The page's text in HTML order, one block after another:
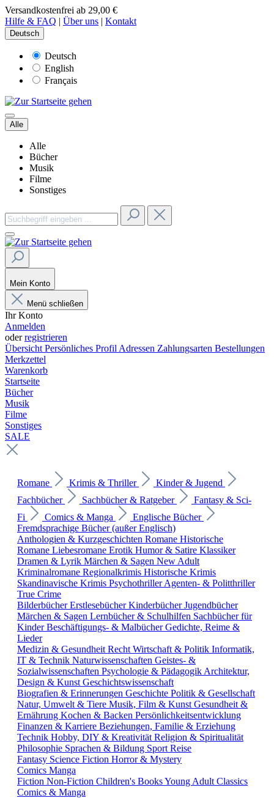
Versandkostenfrei ab 29,00 €
Hilfe & FAQ | Über uns | Kontakt
Deutsch
Deutsch
English
Français
Alle
Alle
Bücher
Musik
Filme
Sonstiges
Mein Konto
Menü schließen
Ihr Konto
Anmelden
oderregistrieren
Übersicht Persönliches Profil Adressen Zahlungsarten Bestellungen
Merkzettel
Warenkorb
Startseite
Bücher
Musik
Filme
Sonstiges
SALE
Romane Krimis & Thriller
Kinder & Jugend
Fachbücher
Sachbücher & Ratgeber
Fantasy & Sci-
Fi
Comics & Manga
Englische Bücher
Fremdsprachige Bücher (außer Englisch)
Anthologien & Kurzgeschichten Romane Historische
Romane Liebesromane Erotik Humor & Satire Klassiker
Dramen & Lyrik Märchen & Sagen New Adult
Kriminalromane Regionalkrimis Historische Krimis
Skandinavische Krimis PsychothrillerAgenten- & Politthriller
True Crime
BilderbücherErstlesebücherKinderbücherJugendbücher
Märchen & Sagen Lernbücher & Schulhilfen Sachbücher für
KinderBeschäftigungs- & MalbücherGedichte, Reime &
Lieder
Medizin & Gesundheit Recht Wirtschaft & Politik Informatik,
IT & Technik Naturwissenschaften Geistes- &
Sozialwissenschaften Psychologie & Pädagogik Architektur,
Design & Kunst Geschichtswissenschaft
Biografien & Erinnerungen Geschichte Politik & Gesellschaft
Natur, Umwelt & Tiere Musik, Film & Kunst Gesundheit &
Ernährung Kochen & Backen Persönlichkeitsentwicklung
Finanzen & Karriere Beziehungen, Familie & Erziehung
Technik Hobby, DIY & Kreativität Religion & Spiritualität
Philosophie Sprachen & Bildung Sport Reise
Fantasy Science Fiction Horror & Mystery
Comics Manga
Fiction Non-Fiction Children's BooksYoung Adult Classics
Comics & Manga